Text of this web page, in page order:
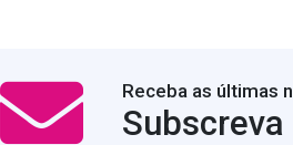
Receba as últimas